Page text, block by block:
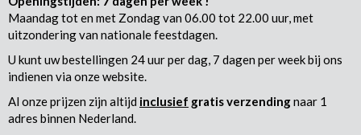
Maandag tot en met Zondag van 06.00 tot 22.00 uur, met
uitzondering van nationale feestdagen.
U kunt uw bestellingen 24 uur per dag, 7 dagen per week bij ons
indienen via onze website.
Al onze prijzen zijn altijd inclusief gratis verzendingnaar 1
adres binnen Nederland.